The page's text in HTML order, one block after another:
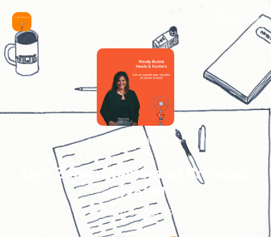
Le Retail Influencer
Gen Z Recrutement et Branding
en retail
16min | 05/30/2025